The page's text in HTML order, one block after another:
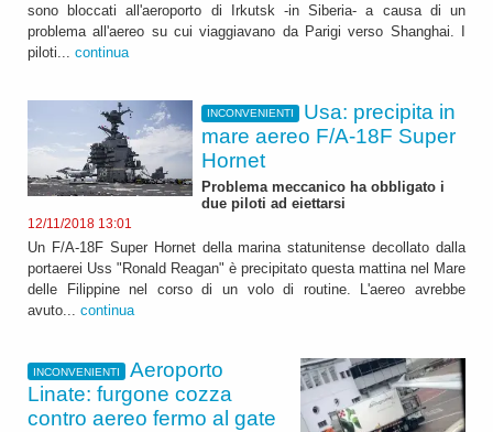
sono bloccati all'aeroporto di Irkutsk -in Siberia- a causa di un
problema all'aereo su cui viaggiavano da Parigi verso Shanghai. I
piloti... continua
INCONVENIENTI
Usa: precipita in
mare aereo F/A-18F Super
Hornet
Problema meccanico ha obbligato i
due piloti ad eiettarsi
12/11/2018 13:01
Un F/A-18F Super Hornet della marina statunitense decollato dalla
portaerei Uss "Ronald Reagan" è precipitato questa mattina nel Mare
delle Filippine nel corso di un volo di routine. L'aereo avrebbe
avuto... continua
INCONVENIENTI
Aeroporto
Linate: furgone cozza
contro aereo fermo al gate